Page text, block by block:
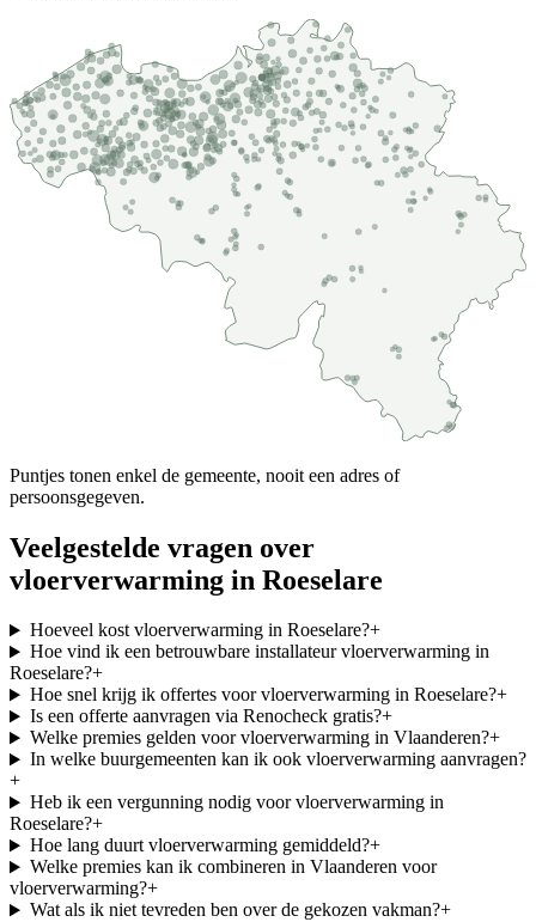
Puntjes tonen enkel de gemeente, nooit een adres of
persoonsgegeven.
Veelgestelde vragen over
vloerverwarming in Roeselare
Hoeveel kost vloerverwarming in Roeselare?+
Hoe vind ik een betrouwbare installateur vloerverwarming in
Roeselare?+
Hoe snel krijg ik offertes voor vloerverwarming in Roeselare?+
Is een offerte aanvragen via Renocheck gratis?+
Welke premies gelden voor vloerverwarming in Vlaanderen?+
In welke buurgemeenten kan ik ook vloerverwarming aanvragen?
+
Heb ik een vergunning nodig voor vloerverwarming in
Roeselare?+
Hoe lang duurt vloerverwarming gemiddeld?+
Welke premies kan ik combineren in Vlaanderen voor
vloerverwarming?+
Wat als ik niet tevreden ben over de gekozen vakman?+